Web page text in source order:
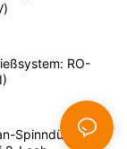
RO-
Spinndüse: